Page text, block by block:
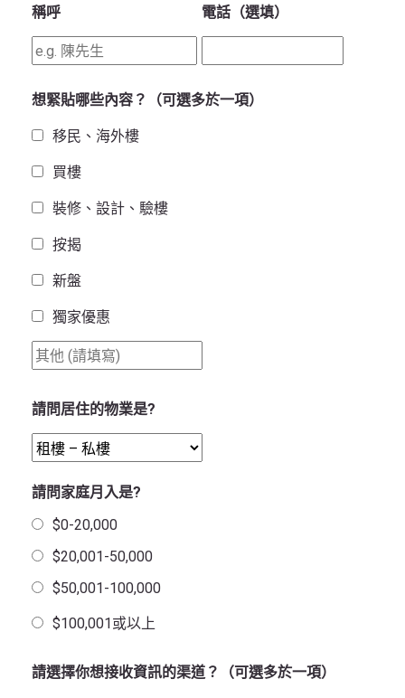
稱呼 電話（選填）
想緊貼哪些內容？（可選多於一項）
移民、海外樓
買樓
裝修、設計、驗樓
按揭
新盤
獨家優惠
請問居住的物業是?
請問家庭月入是?
$0-20,000
$20,001-50,000
$50,001-100,000
$100,001或以上
請選擇你想接收資訊的渠道？（可選多於一項）